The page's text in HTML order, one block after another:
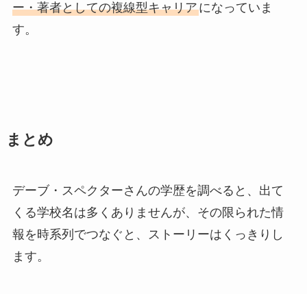
ー・著者としての複線型キャリアになっていま
す。
まとめ
デーブ・スペクターさんの学歴を調べると、出て
くる学校名は多くありませんが、その限られた情
報を時系列でつなぐと、ストーリーはくっきりし
ます。